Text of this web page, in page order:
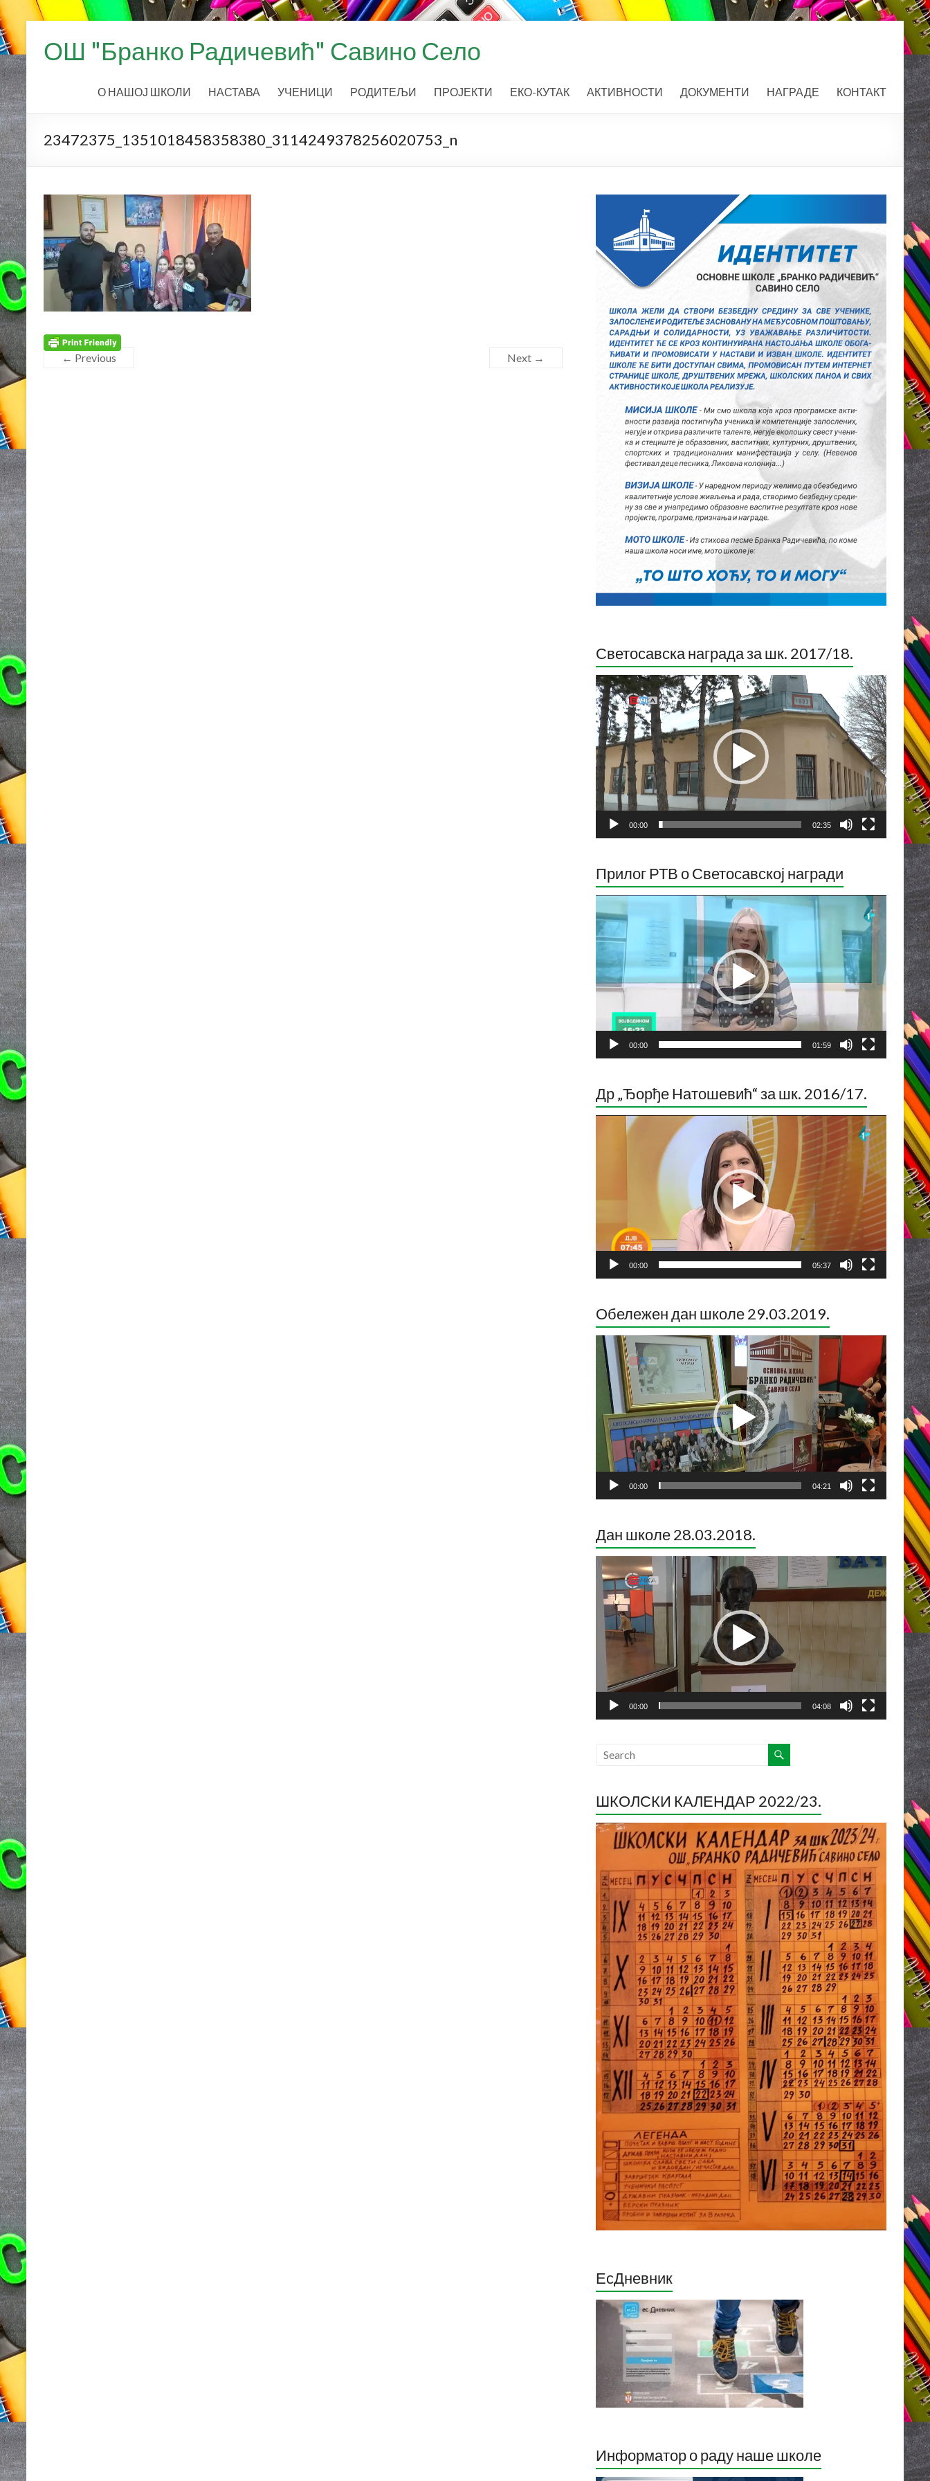
contentОШ "Бранко Радичевић" Савино Село
О НАШОЈ ШКОЛИ НАСТАВА УЧЕНИЦИ РОДИТЕЉИ ПРОЈЕКТИ ЕКО-КУТАК АКТИВНОСТИ ДОКУМЕНТИ НАГРАДЕ КОНТАКТ
23472375_1351018458358380_3114249378256020753_n
← Previous Next →
Светосавска награда за шк. 2017/18.
Прегледач
видео
записа
00:00 02:35
Прилог РТВ о Светосавској награди
Прегледач
видео
записа
00:00 01:59
Др „Ђорђе Натошевић“ за шк. 2016/17.
Прегледач
00:00 05:37
Обележен дан школе 29.03.2019.
Прегледач
видео
записа
00:00 04:21
Дан школе 28.03.2018.
Прегледач
видео
записа
00:00 04:08
ШКОЛСКИ КАЛЕНДАР 2022/23.
ЕсДневник
Информатор о раду наше школе